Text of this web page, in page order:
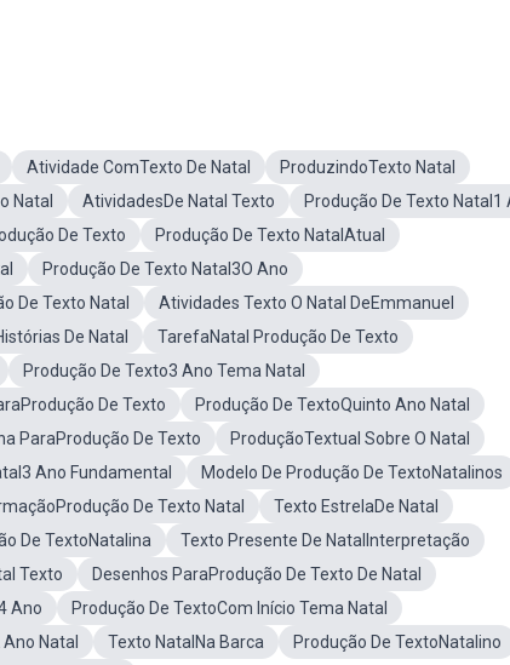
Atividade ComTexto De Natal
ProduzindoTexto Natal
Natal AtividadesDe Natal Texto
Produção De Texto Natal1
De Texto
Produção De Texto NatalAtual
Produção De Texto Natal3O Ano
De Texto Natal
Atividades Texto O Natal DeEmmanuel
De Natal
TarefaNatal Produção De Texto
Produção De Texto3 Ano Tema Natal
De Texto
Produção De TextoQuinto Ano Natal
ParaProdução De Texto
ProduçãoTextual Sobre O Natal
Ano Fundamental
Modelo De Produção De TextoNatalinos
De Texto Natal
Texto EstrelaDe Natal
De TextoNatalina
Texto Presente De NatalInterpretação
Texto
Desenhos ParaProdução De Texto De Natal
Ano
Produção De TextoCom Início Tema Natal
Natal Texto NatalNa Barca
Produção De TextoNatalino